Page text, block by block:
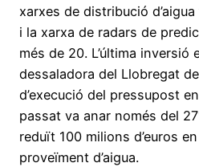
xarxes de distribució
i la xarxa de radars de
més de 20. L’última inversió
dessaladora del Llobregat
d’execució del pressupost
passat va anar només del
reduït 100 milions d’euros
proveïment d’aigua.